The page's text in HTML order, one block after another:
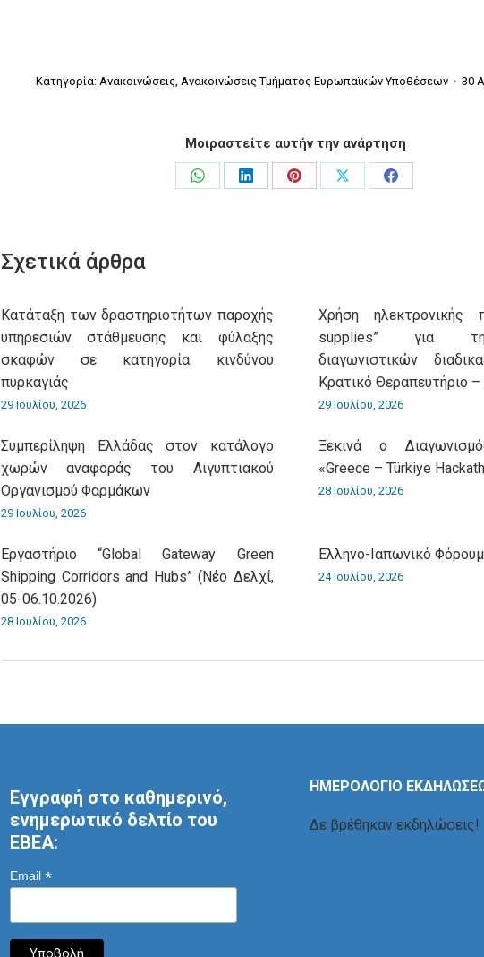
Κατηγορία: Ανακοινώσεις, Ανακοινώσεις Τμήματος Ευρωπαϊκών Υποθέσεων 30
Μοιραστείτε αυτήν την ανάρτηση
Share
Share
Share
Share
Share
Σχετικά άρθρα
Κατάταξη των δραστηριοτήτων παροχής
υπηρεσιών στάθμευσης και φύλαξης
σκαφών σε κατηγορία κινδύνου
πυρκαγιάς
29 Ιουλίου, 2026
Χρήση ηλεκτρονικής
supplies” για
διαγωνιστικών
Κρατικό Θεραπευτήριο
29 Ιουλίου, 2026
Συμπερίληψη Ελλάδας στον κατάλογο
χωρών αναφοράς του Αιγυπτιακού
Οργανισμού Φαρμάκων
29 Ιουλίου, 2026
Ξεκινά ο
«Greece – Türkiye
28 Ιουλίου, 2026
Εργαστήριο “Global Gateway Green
Shipping Corridors and Hubs” (Νέο Δελχί,
05-06.10.2026)
28 Ιουλίου, 2026
Ελληνο-Iαπωνικό Φόρουμ
24 Ιουλίου, 2026
Εγγραφή στο καθημερινό,
ενημερωτικό δελτίο του
ΕΒΕΑ:
Email *
ΗΜΕΡΟΛΟΓΙΟ
Δε βρέθηκαν εκδηλώσεις!